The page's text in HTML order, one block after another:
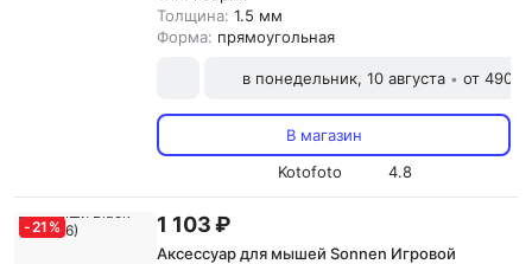
Толщина: 1.5 мм
Форма: прямоугольная
в понедельник, 10 августа • от 490 ₽
В магазин
Kotofoto
4.8
-21 % 1 103 ₽
Аксессуар для мышей Sonnen Игровой